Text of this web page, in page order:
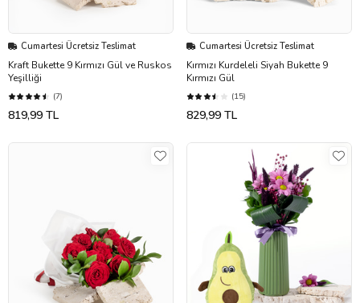
Cumartesi Ücretsiz Teslimat
Kraft Bukette 9 Kırmızı Gül ve Ruskos
Yeşilliği
(7)
819,99 TL
Cumartesi Ücretsiz Teslimat
Kırmızı Kurdeleli Siyah Bukette 9
Kırmızı Gül
(15)
829,99 TL